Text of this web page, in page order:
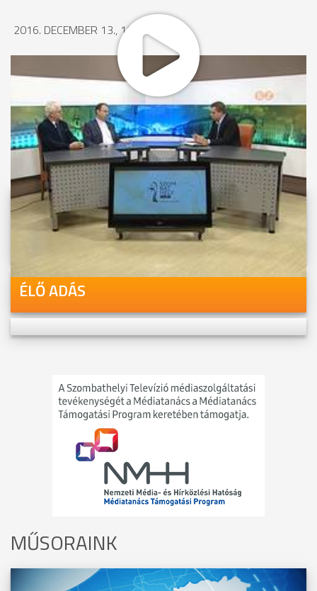
2016. DECEMBER 13., 16:30
Videóink megtekinthetőek
Youtube-csatornánkon is!
ÉLŐ ADÁS
MŰSORAINK